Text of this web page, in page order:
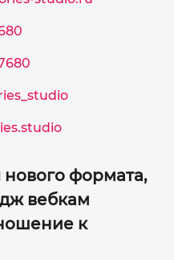
нового формата,
вебкам
к